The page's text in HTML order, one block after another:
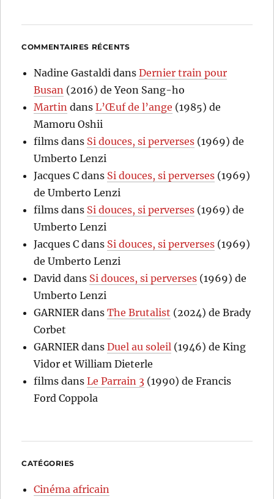
COMMENTAIRES RÉCENTS
Nadine Gastaldi dansDernier train pour
Busan (2016) de Yeon Sang-ho
Martin dansL’Œuf de l’ange (1985) de
Mamoru Oshii
films dans Si douces, si perverses (1969) de
Umberto Lenzi
Jacques C dans Si douces, si perverses (1969)
de Umberto Lenzi
films dans Si douces, si perverses (1969) de
Umberto Lenzi
Jacques C dans Si douces, si perverses (1969)
de Umberto Lenzi
David dans Si douces, si perverses (1969) de
Umberto Lenzi
GARNIER dansThe Brutalist (2024) de Brady
Corbet
GARNIER dansDuel au soleil (1946) de King
Vidor et William Dieterle
films dansLe Parrain 3 (1990) de Francis
Ford Coppola
CATÉGORIES
Cinéma africain